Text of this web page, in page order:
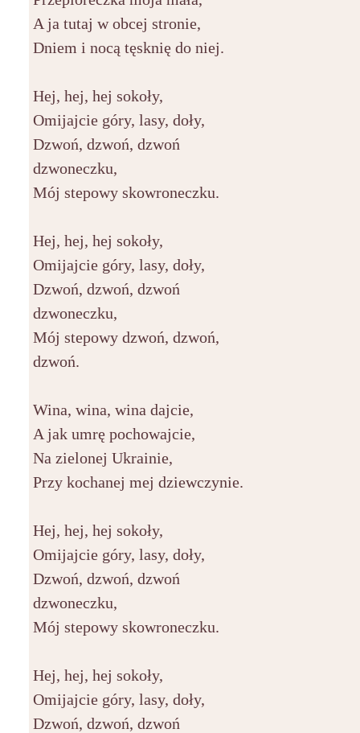
A ja tutaj w obcej stronie,
Dniem i nocą tęsknię do niej.
Hej, hej, hej sokoły,
Omijajcie góry, lasy, doły,
Dzwoń, dzwoń, dzwoń
dzwoneczku,
Mój stepowy skowroneczku.
Hej, hej, hej sokoły,
Omijajcie góry, lasy, doły,
Dzwoń, dzwoń, dzwoń
dzwoneczku,
Mój stepowy dzwoń, dzwoń,
dzwoń.
Wina, wina, wina dajcie,
A jak umrę pochowajcie,
Na zielonej Ukrainie,
Przy kochanej mej dziewczynie.
Hej, hej, hej sokoły,
Omijajcie góry, lasy, doły,
Dzwoń, dzwoń, dzwoń
dzwoneczku,
Mój stepowy skowroneczku.
Hej, hej, hej sokoły,
Omijajcie góry, lasy, doły,
Dzwoń, dzwoń, dzwoń